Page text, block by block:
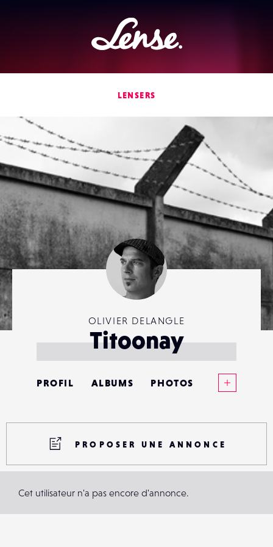
Lense
LENSERS
OLIVIER DELANGLE
Titoonay
PROFIL ALBUMS PHOTOS
CONTACTS
ÉVÉNEMENTS
PROPOSER UNE ANNONCE
Cet utilisateur n'a pas encore d'annonce.